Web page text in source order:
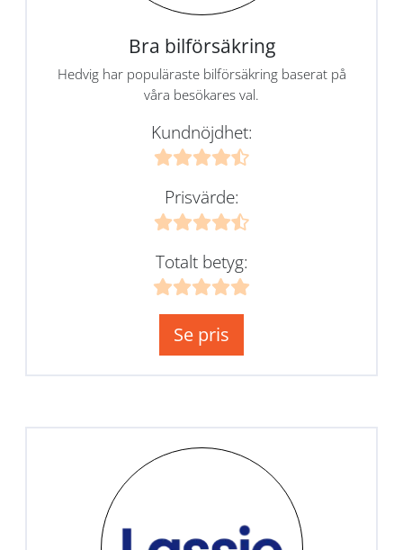
Bra bilförsäkring
Hedvig har populäraste bilförsäkring baserat på
våra besökares val.
Kundnöjdhet:
Prisvärde:
Totalt betyg:
Se pris